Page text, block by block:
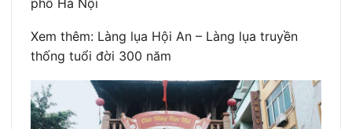
Xem thêm: Làng lụa Hội An – Làng lụa truyền
thống tuổi đời 300 năm